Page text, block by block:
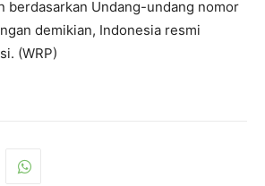
berdasarkan Undang-undang nomor
demikian, Indonesia resmi
(WRP)